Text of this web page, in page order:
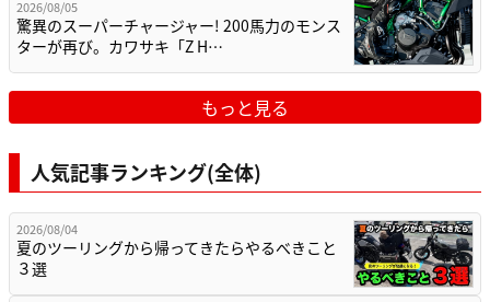
2026/08/05
驚異のスーパーチャージャー! 200馬力のモンス
ターが再び。カワサキ「Z H…
もっと見る
人気記事ランキング(全体)
2026/08/04
夏のツーリングから帰ってきたらやるべきこと
３選